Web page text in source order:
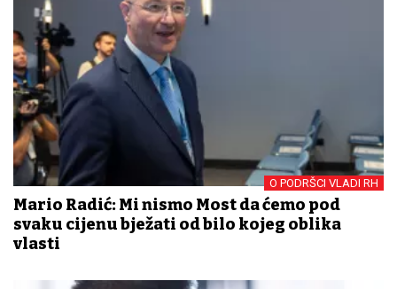
O PODRŠCI VLADI RH
Mario Radić: Mi nismo Most da ćemo pod
svaku cijenu bježati od bilo kojeg oblika
vlasti